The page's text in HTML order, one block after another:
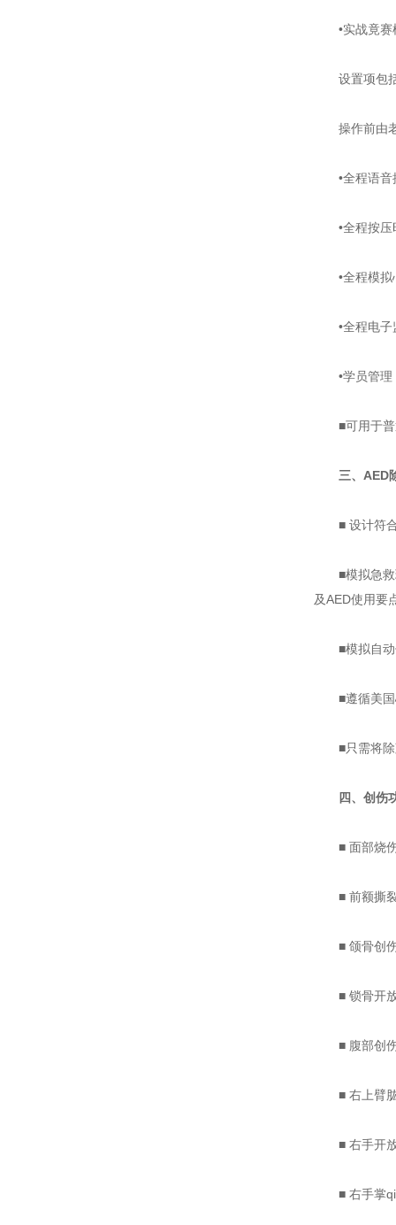
•实战竟赛
设置项包括
操作前由老
•全程语音
•全程按压
•全程模拟心
•全程电子
•学员管理
■可用于普
三、AED
■ 设计符合
■模拟急救现
及AED使用要
■模拟自动侦
■遵循美国心
■只需将除颤
四、创伤
■ 面部烧伤
■ 前额撕
■ 颌骨创
■ 锁骨开放
■ 腹部创伤
■ 右上臂肱
■ 右手开放
■ 右手掌